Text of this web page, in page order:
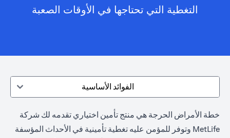
التغطية التي تحتاجها في الأوقات الصعبة
الفوائد الأساسية
خطة الأمراض الحرجة هي منتج تأمين اختياري تقدمه لك شركة
MetLife وتوفر للمؤمن عليه تغطية تأمينية في الأحداث المؤسفة